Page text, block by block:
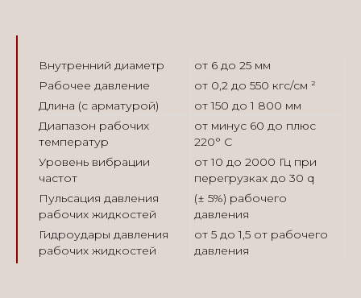
Внутренний диаметр
от 6 до 25 мм
Рабочее давление
от 0,2 до 550 кгс/см ²
Длина (с арматурой)
от 150 до 1 800 мм
Диапазон рабочих
температур
от минус 60 до плюс
220° С
Уровень вибрации
частот
от 10 до 2000 Гц при
перегрузках до 30 q
Пульсация давления
рабочих жидкостей
(± 5%) рабочего
давления
Гидроудары давления
рабочих жидкостей
от 5 до 1,5 от рабочего
давления